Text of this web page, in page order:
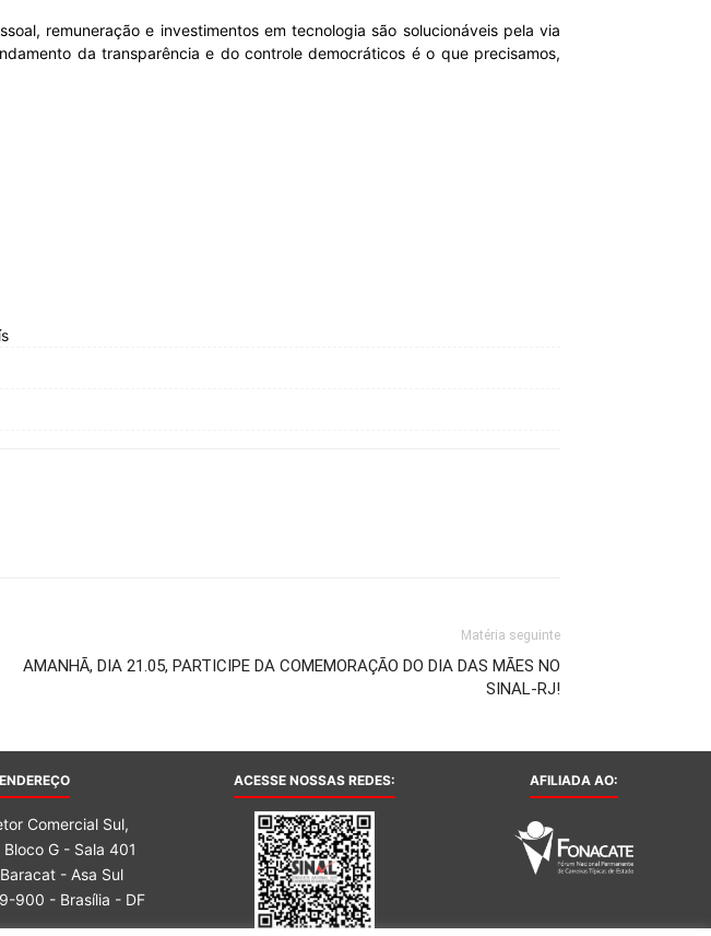
remuneração e investimentos em tecnologia são solucionáveis pela via
da transparência e do controle democráticos é o que precisamos,
Matéria seguinte
AMANHÃ, DIA 21.05, PARTICIPE DA COMEMORAÇÃO DO DIA DAS MÃES NO
SINAL-RJ!
ENDEREÇO
Comercial Sul,
Bloco G - Sala 401
- Asa Sul
900 - Brasília - DF
ACESSE NOSSAS REDES: AFILIADA AO: